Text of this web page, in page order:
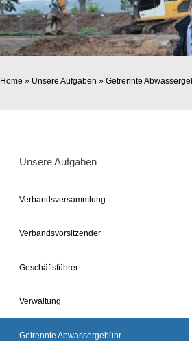
Home » Unsere Aufgaben »Getrennte
Unsere Aufgaben
Verbandsversammlung
Verbandsvorsitzender
Geschäftsführer
Verwaltung
Getrennte Abwassergebühr